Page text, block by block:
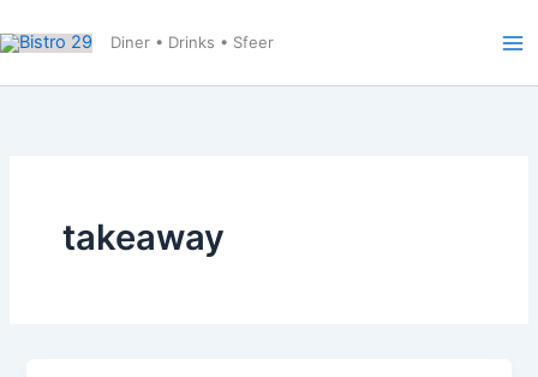
naar
Diner • Drinks • Sfeer
takeaway